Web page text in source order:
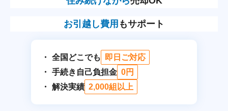
お引越し費用 もサポート
全国どこでも
即日ご対応
手続き自己負担金 0円
解決実績 2,000組以上